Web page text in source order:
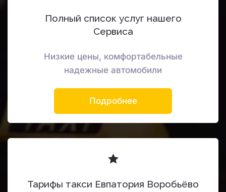
Полный список услуг нашего
Сервиса
Низкие цены, комфортабельные
надежные автомобили
Подробнее
Тарифы такси Евпатория Воробьёво